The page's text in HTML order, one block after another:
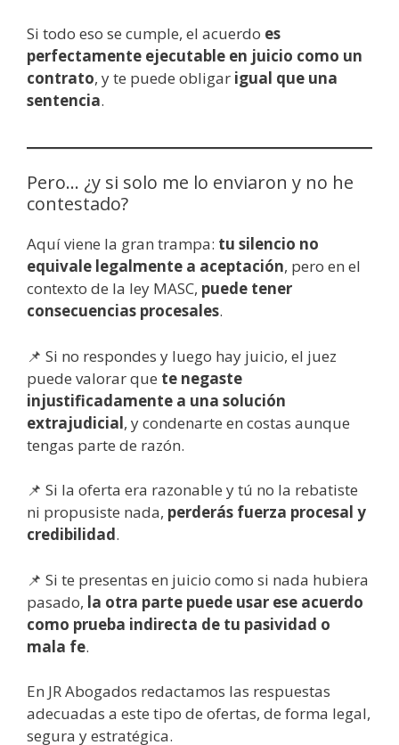
Si todo eso se cumple, el acuerdo es
perfectamente ejecutable en juicio como un
contrato, y te puede obligar igual que una
sentencia.
Pero… ¿y si solo me lo enviaron y no he
contestado?
Aquí viene la gran trampa: tu silencio no
equivale legalmente a aceptación, pero en el
contexto de la ley MASC, puede tener
consecuencias procesales.
📌 Si no respondes y luego hay juicio, el juez
puede valorar que te negaste
injustificadamente a una solución
extrajudicial, y condenarte en costas aunque
tengas parte de razón.
📌 Si la oferta era razonable y tú no la rebatiste
ni propusiste nada, perderás fuerza procesal y
credibilidad.
📌 Si te presentas en juicio como si nada hubiera
pasado, la otra parte puede usar ese acuerdo
como prueba indirecta de tu pasividad o
mala fe.
En JR Abogados redactamos las respuestas
adecuadas a este tipo de ofertas, de forma legal,
segura y estratégica.